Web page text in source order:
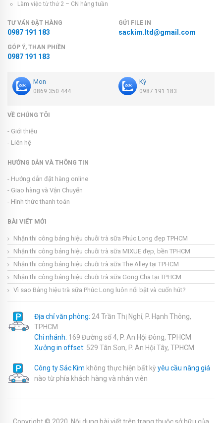
Làm việc từ thứ 2 – CN hàng tuần
TƯ VẤN ĐẶT HÀNG
0987 191 183
GỬI FILE IN
sackim.ltd@gmail.com
GÓP Ý, THAN PHIỀN
0987 191 183
Mon
0869 350 444
Kỳ
0987 191 183
VỀ CHÚNG TÔI
- Giới thiệu
- Liên hệ
HƯỚNG DẪN VÀ THÔNG TIN
- Hướng dẫn đặt hàng online
- Giao hàng và Vận Chuyển
- Hình thức thanh toán
BÀI VIẾT MỚI
Nhận thi công bảng hiệu chuỗi trà sữa Phúc Long đẹp TPHCM
Nhận thi công bảng hiệu chuỗi trà sữa MIXUE đẹp, bền TPHCM
Nhận thi công bảng hiệu chuỗi trà sữa The Alley tại TPHCM
Nhận thi công bảng hiệu chuỗi trà sữa Gong Cha tại TPHCM
Vì sao Bảng hiệu trà sữa Phúc Long luôn nổi bật và cuốn hút?
Địa chỉ văn phòng: 24 Trần Thị Nghỉ, P. Hạnh Thông,
TPHCM
Chi nhánh: 169 Đường số 4, P. An Hội Đông, TPHCM
Xưởng in offset: 529 Tân Sơn, P. An Hội Tây, TPHCM
Công ty Sắc Kim không thực hiện bất kỳyêu cầu nâng giá
nào từ phía khách hàng và nhân viên